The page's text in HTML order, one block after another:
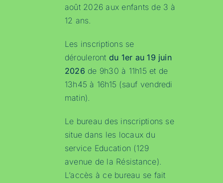
août 2026 aux enfants de 3 à
12 ans.
Les inscriptions se
dérouleront du 1er au 19 juin
2026 de 9h30 à 11h15 et de
13h45 à 16h15 (sauf vendredi
matin).
Le bureau des inscriptions se
situe dans les locaux du
service Education (129
avenue de la Résistance).
L’accès à ce bureau se fait